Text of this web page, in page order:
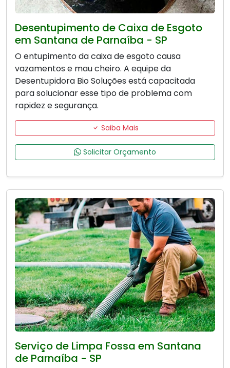
Desentupimento de Caixa de Esgoto
em Santana de Parnaíba - SP
O entupimento da caixa de esgoto causa
vazamentos e mau cheiro. A equipe da
Desentupidora Bio Soluções está capacitada
para solucionar esse tipo de problema com
rapidez e segurança.
Saiba Mais
Solicitar Orçamento
Serviço de Limpa Fossa em Santana
de Parnaíba - SP